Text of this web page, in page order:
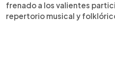
frenado a los valientes
repertorio musical y